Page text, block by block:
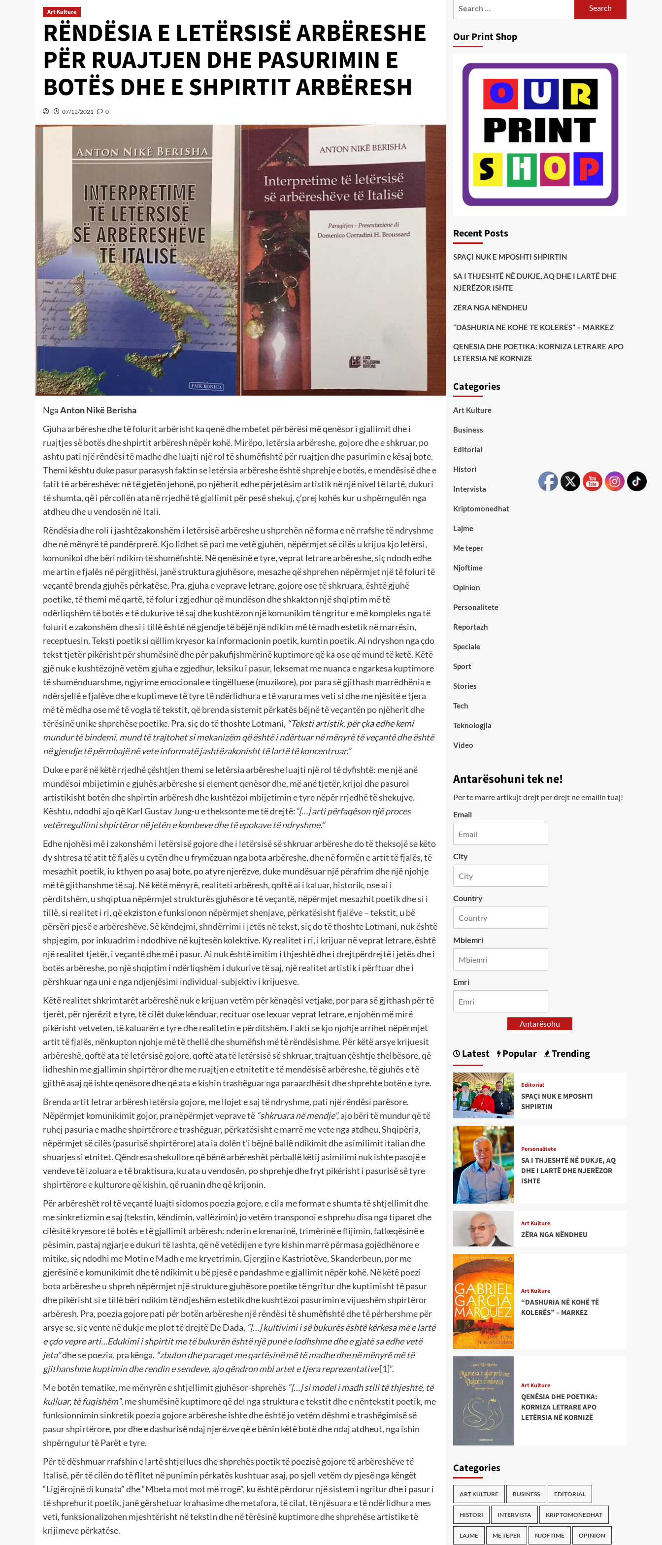
Art Kulture
RËNDËSIA E LETËRSISË ARBËRESHE
PËR RUAJTJEN DHE PASURIMIN E
BOTËS DHE E SHPIRTIT ARBËRESH
07/12/2021 0
NgaAnton Nikë Berisha
Gjuha arbëreshe dhe të folurit arbërisht ka qenë dhe mbetet përbërësi më qenësor i gjallimit dhe i
ruajtjes së botës dhe shpirtit arbëresh nëpër kohë. Mirëpo, letërsia arbëreshe, gojore dhe e shkruar, po
ashtu pati një rëndësi të madhe dhe luajti një rol të shumëfishtë për ruajtjen dhe pasurimin e kësaj bote.
Themi kështu duke pasur parasysh faktin se letërsia arbëreshe është shprehje e botës, e mendësisë dhe e
fatit të arbëreshëve; në të gjetën jehonë, po njëherit edhe përjetësim artistik në një nivel të lartë, dukuri
të shumta, që i përcollën ata në rrjedhë të gjallimit për pesë shekuj, ç’prej kohës kur u shpërngulën nga
atdheu dhe u vendosën në Itali.
Rëndësia dhe roli i jashtëzakonshëm i letërsisë arbëreshe u shprehën në forma e në rrafshe të ndryshme
dhe në mënyrë të pandërprerë. Kjo lidhet së pari me vetë gjuhën, nëpërmjet së cilës u krijua kjo letërsi,
komunikoi dhe bëri ndikim të shumëfishtë. Në qenësinë e tyre, veprat letrare arbëreshe, siç ndodh edhe
me artin e fjalës në përgjithësi, janë struktura gjuhësore, mesazhe që shprehen nëpërmjet një të foluri të
veçantë brenda gjuhës përkatëse. Pra, gjuha e veprave letrare, gojore ose të shkruara, është gjuhë
poetike, të themi më qartë, të folur i zgjedhur që mundëson dhe shkakton një shqiptim më të
ndërliqshëm të botës e të dukurive të saj dhe kushtëzon një komunikim të ngritur e më kompleks nga të
folurit e zakonshëm dhe si i tillë është në gjendje të bëjë një ndikim më të madh estetik në marrësin,
receptuesin. Teksti poetik si qëllim kryesor ka informacionin poetik, kumtin poetik. Ai ndryshon nga çdo
tekst tjetër pikërisht për shumësinë dhe për pakufijshmërinë kuptimore që ka ose që mund të ketë. Këtë
gjë nuk e kushtëzojnë vetëm gjuha e zgjedhur, leksiku i pasur, leksemat me nuanca e ngarkesa kuptimore
të shumënduarshme, ngjyrime emocionale e tingëlluese (muzikore), por para së gjithash marrëdhënia e
ndërsjellë e fjalëve dhe e kuptimeve të tyre të ndërlidhura e të varura mes veti si dhe me njësitë e tjera
më të mëdha ose më të vogla të tekstit, që brenda sistemit përkatës bëjnë të veçantën po njëherit dhe
tërësinë unike shprehëse poetike. Pra, siç do të thoshte Lotmani, “Teksti artistik, për çka edhe kemi
mundur të bindemi, mund të trajtohet si mekanizëm që është i ndërtuar në mënyrë të veçantë dhe është
në gjendje të përmbajë në vete informatë jashtëzakonisht të lartë të koncentruar.”
Duke e parë në këtë rrjedhë çështjen themi se letërsia arbëreshe luajti një rol të dyfishtë: me një anë
mundësoi mbijetimin e gjuhës arbëreshe si element qenësor dhe, më anë tjetër, krijoi dhe pasuroi
artistikisht botën dhe shpirtin arbëresh dhe kushtëzoi mbijetimin e tyre nëpër rrjedhë të shekujve.
Kështu, ndodhi ajo që Karl Gustav Jung-u e theksonte me të drejtë:“[…] arti përfaqëson një proces
vetërregullimi shpirtëror në jetën e kombeve dhe të epokave të ndryshme.”
Edhe njohësi më i zakonshëm i letërsisë gojore dhe i letërsisë së shkruar arbëreshe do të theksojë se këto
dy shtresa të atit të fjalës u cytën dhe u frymëzuan nga bota arbëreshe, dhe në formën e artit të fjalës, të
mesazhit poetik, iu kthyen po asaj bote, po atyre njerëzve, duke mundësuar një përafrim dhe një njohje
më të gjithanshme të saj. Në këtë mënyrë, realiteti arbëresh, qoftë ai i kaluar, historik, ose ai i
përditshëm, u shqiptua nëpërmjet strukturës gjuhësore të veçantë, nëpërmjet mesazhit poetik dhe si i
tillë, si realitet i ri, që ekziston e funksionon nëpërmjet shenjave, përkatësisht fjalëve – tekstit, u bë
përsëri pjesë e arbëreshëve. Së këndejmi, shndërrimi i jetës në tekst, siç do të thoshte Lotmani, nuk është
shpjegim, por inkuadrim i ndodhive në kujtesën kolektive. Ky realitet i ri, i krijuar në veprat letrare, është
një realitet tjetër, i veçantë dhe më i pasur. Ai nuk është imitim i thjeshtë dhe i drejtpërdrejtë i jetës dhe i
botës arbëreshe, po një shqiptim i ndërliqshëm i dukurive të saj, një realitet artistik i përftuar dhe i
përshkuar nga uni e nga ndjenjësimi individual-subjektiv i krijuesve.
Këtë realitet shkrimtarët arbëreshë nuk e krijuan vetëm për kënaqësi vetjake, por para së gjithash për të
tjerët, për njerëzit e tyre, të cilët duke kënduar, recituar ose lexuar veprat letrare, e njohën më mirë
pikërisht vetveten, të kaluarën e tyre dhe realitetin e përditshëm. Fakti se kjo njohje arrihet nëpërmjet
artit të fjalës, nënkupton njohje më të thellë dhe shumëfish më të rëndësishme. Për këtë arsye krijuesit
arbëreshë, qoftë ata të letërsisë gojore, qoftë ata të letërsisë së shkruar, trajtuan çështje thelbësore, që
lidheshin me gjallimin shpirtëror dhe me ruajtjen e etnitetit e të mendësisë arbëreshe, të gjuhës e të
gjithë asaj që ishte qenësore dhe që ata e kishin trashëguar nga paraardhësit dhe shprehte botën e tyre.
Brenda artit letrar arbëresh letërsia gojore, me llojet e saj të ndryshme, pati një rëndësi parësore.
Nëpërmjet komunikimit gojor, pra nëpërmjet veprave të “shkruara në mendje”,ajo bëri të mundur që të
ruhej pasuria e madhe shpirtërore e trashëguar, përkatësisht e marrë me vete nga atdheu, Shqipëria,
nëpërmjet së cilës (pasurisë shpirtërore) ata ia dolën t’i bëjnë ballë ndikimit dhe asimilimit italian dhe
shuarjes si etnitet. Qëndresa shekullore që bënë arbëreshët përballë këtij asimilimi nuk ishte pasojë e
vendeve të izoluara e të braktisura, ku ata u vendosën, po shprehje dhe fryt pikërisht i pasurisë së tyre
shpirtërore e kulturore që kishin, që ruanin dhe që krijonin.
Për arbëreshët rol të veçantë luajti sidomos poezia gojore, e cila me format e shumta të shtjellimit dhe
me sinkretizmin e saj (tekstin, këndimin, vallëzimin) jo vetëm transponoi e shprehu disa nga tiparet dhe
cilësitë kryesore të botës e të gjallimit arbëresh: nderin e krenarinë, trimërinë e flijimin, fatkeqësinë e
pësimin, pastaj ngjarje e dukuri të lashta, që në vetëdijen e tyre kishin marrë përmasa gojëdhënore e
mitike, siç ndodhi me Motin e Madh e me kryetrimin, Gjergjin e Kastriotëve, Skanderbeun, por me
gjerësinë e komunikimit dhe të ndikimit u bë pjesë e pandashme e gjallimit nëpër kohë. Në këtë poezi
bota arbëreshe u shpreh nëpërmjet një strukture gjuhësore poetike të ngritur dhe kuptimisht të pasur
dhe pikërisht si e tillë bëri ndikim të ndjeshëm estetik dhe kushtëzoi pasurimin e vijueshëm shpirtëror
arbëresh. Pra, poezia gojore pati për botën arbëreshe një rëndësi të shumëfishtë dhe të përhershme për
arsye se, siç vente në dukje me plot të drejtë De Dada, “[…] kultivimi i së bukurës është kërkesa më e lartë
e çdo vepre arti…Edukimi i shpirtit me të bukurën është një punë e lodhshme dhe e gjatë sa edhe vetë
jeta”dhe se poezia, pra kënga, “zbulon dhe paraqet me qartësinë më të madhe dhe në mënyrë më të
gjithanshme kuptimin dhe rendin e sendeve, ajo qëndron mbi artet e tjera reprezentative[1]”.
Me botën tematike, me mënyrën e shtjellimit gjuhësor-shprehës “[…] si model i madh stili të thjeshtë, të
kulluar, të fuqishëm”, me shumësinë kuptimore që del nga struktura e tekstit dhe e nëntekstit poetik, me
funksionnimin sinkretik poezia gojore arbëreshe ishte dhe është jo vetëm dëshmi e trashëgimisë së
pasur shpirtërore, por dhe e dashurisë ndaj njerëzve që e bënin këtë botë dhe ndaj atdheut, nga ishin
shpërngulur të Parët e tyre.
Për të dëshmuar rrafshin e lartë shtjellues dhe shprehës poetik të poezisë gojore të arbëreshëve të
Italisë, për të cilën do të flitet në punimin përkatës kushtuar asaj, po sjell vetëm dy pjesë nga këngët
“Ligjërojnë di kunata” dhe “Mbeta mot mot më rrogë”, ku është përdorur një sistem i ngritur dhe i pasur i
të shprehurit poetik, janë gërshetuar krahasime dhe metafora, të cilat, të njësuara e të ndërlidhura mes
veti, funksionalizohen mjeshtërisht në tekstin dhe në tërësinë kuptimore dhe shprehëse artistike të
krijimeve përkatëse.
Our Print Shop
Recent Posts
SPAÇI NUK E MPOSHTI SHPIRTIN
SA I THJESHTË NË DUKJE, AQ DHE I LARTË DHE
NJERËZOR ISHTE
ZËRA NGA NËNDHEU
“DASHURIA NË KOHË TË KOLERËS” – MARKEZ
QENËSIA DHE POETIKA: KORNIZA LETRARE APO
LETËRSIA NË KORNIZË
Categories
Art Kulture
Business
Editorial
Histori
Intervista
Kriptomonedhat
Lajme
Me teper
Njoftime
Opinion
Personalitete
Reportazh
Speciale
Sport
Stories
Tech
Teknologjia
Video
Antarësohuni tek ne!
Per te marre artikujt drejt per drejt ne emailin tuaj!
Email
City
Country
Mbiemri
Emri
Antarësohu
Latest Popular Trending
Editorial
SPAÇI NUK E MPOSHTI
SHPIRTIN
Personalitete
SA I THJESHTË NË DUKJE, AQ
DHE I LARTË DHE NJERËZOR
ISHTE
Art Kulture
ZËRA NGA NËNDHEU
Art Kulture
“DASHURIA NË KOHË TË
KOLERËS” – MARKEZ
Art Kulture
QENËSIA DHE POETIKA:
KORNIZA LETRARE APO
LETËRSIA NË KORNIZË
Categories
ART KULTURE BUSINESS EDITORIAL
HISTORI INTERVISTA KRIPTOMONEDHAT
LAJME ME TEPER NJOFTIME OPINION